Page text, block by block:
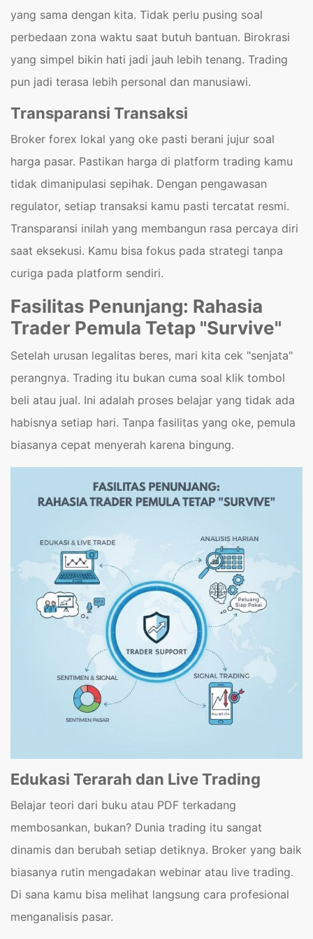
yang sama dengan kita. Tidak perlu pusing soal
perbedaan zona waktu saat butuh bantuan. Birokrasi
yang simpel bikin hati jadi jauh lebih tenang. Trading
pun jadi terasa lebih personal dan manusiawi.
Transparansi Transaksi
Broker forex lokal yang oke pasti berani jujur soal
harga pasar. Pastikan harga di platform trading kamu
tidak dimanipulasi sepihak. Dengan pengawasan
regulator, setiap transaksi kamu pasti tercatat resmi.
Transparansi inilah yang membangun rasa percaya diri
saat eksekusi. Kamu bisa fokus pada strategi tanpa
curiga pada platform sendiri.
Fasilitas Penunjang: Rahasia
Trader Pemula Tetap "Survive"
Setelah urusan legalitas beres, mari kita cek "senjata"
perangnya. Trading itu bukan cuma soal klik tombol
beli atau jual. Ini adalah proses belajar yang tidak ada
habisnya setiap hari. Tanpa fasilitas yang oke, pemula
biasanya cepat menyerah karena bingung.
Edukasi Terarah dan Live Trading
Belajar teori dari buku atau PDF terkadang
membosankan, bukan? Dunia trading itu sangat
dinamis dan berubah setiap detiknya. Broker yang baik
biasanya rutin mengadakan webinar atau live trading.
Di sana kamu bisa melihat langsung cara profesional
menganalisis pasar.